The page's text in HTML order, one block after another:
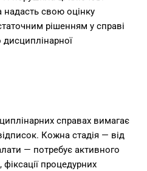
свою оцінку
рішенням у справі
дисциплінарної
справах вимагає
Кожна стадія — від
— потребує активного
процедурних